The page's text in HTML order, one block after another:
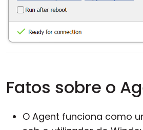
Fatos sobre o
O Agent funciona como